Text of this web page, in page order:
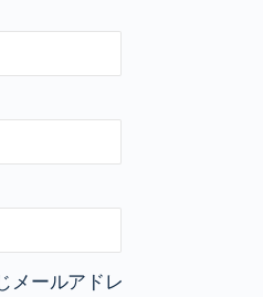
メールアドレ